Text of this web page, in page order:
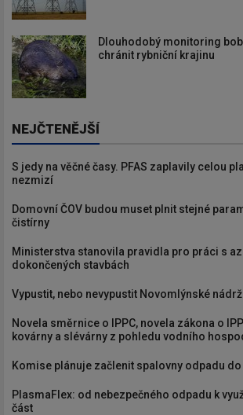
Dlouhodobý monitoring
chránit rybniční krajinu
NEJČTENĚJŠÍ
S jedy na věčné časy. PFAS zaplavily celou
nezmizí
Domovní ČOV budou muset plnit stejné
čistírny
Ministerstva stanovila pravidla pro práci s
dokončených stavbách
Vypustit, nebo nevypustit Novomlýnské
Novela směrnice o IPPC, novela zákona o
kovárny a slévárny z pohledu vodního
Komise plánuje začlenit spalovny odpadu do
PlasmaFlex: od nebezpečného odpadu k
část